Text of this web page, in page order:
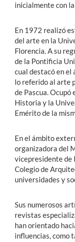
inicialmente con
En 1972 realizó
del arte en la
Florencia. A su
de la Pontificia
cual destacó en
lo referido al arte
de Pascua.
Historia y la
Emérito de la
En el ámbito
organizadora del
vicepresidente de
Colegio de
universidades y
Sus numerosos
revistas
han orientado
influencias, como